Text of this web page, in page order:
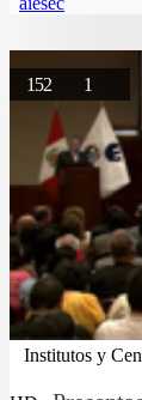
152 1
Institutos y